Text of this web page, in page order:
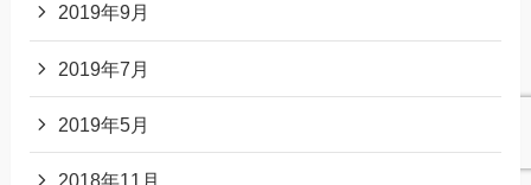
2019年9月
2019年7月
2019年5月
2018年11月